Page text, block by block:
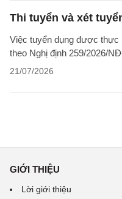
Thi tuyển và xét
Việc tuyển dụng được thực
theo Nghị định 259/2026/
21/07/2026
GIỚI THIỆU
Lời giới thiệu